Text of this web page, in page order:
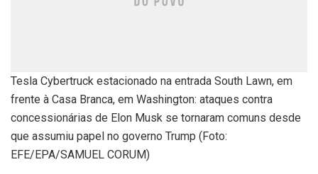
Tesla Cybertruck estacionado na entrada South Lawn, em
frente à Casa Branca, em Washington: ataques contra
concessionárias de Elon Musk se tornaram comuns desde
que assumiu papel no governo Trump (Foto:
EFE/EPA/SAMUEL CORUM)